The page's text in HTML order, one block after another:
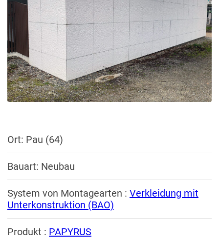
Ort: Pau (64)
Bauart: Neubau
System von Montagearten : Verkleidung mit
Unterkonstruktion (BAO)
Produkt : PAPYRUS